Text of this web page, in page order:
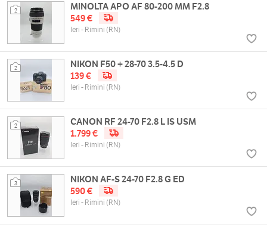
2
MINOLTA APO AF 80-200 MM F2.8
549 €
Ieri - Rimini (RN)
2
NIKON F50 + 28-70 3.5-4.5 D
139 €
Ieri - Rimini (RN)
2
CANON RF 24-70 F2.8 L IS USM
1.799 €
Ieri - Rimini (RN)
3
NIKON AF-S 24-70 F2.8 G ED
590 €
Ieri - Rimini (RN)